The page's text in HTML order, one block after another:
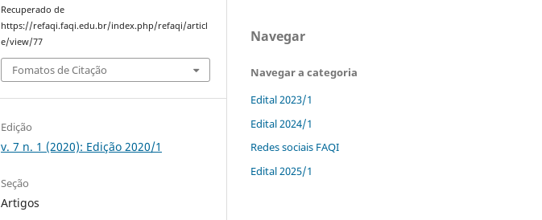
Recuperado de
https://refaqi.faqi.edu.br/index.php/refaqi/articl
e/view/77
Fomatos de Citação
Edição
v. 7 n. 1 (2020): Edição 2020/1
Seção
Artigos
Navegar
Navegar a categoria
Edital 2023/1
Edital 2024/1
Redes sociais FAQI
Edital 2025/1